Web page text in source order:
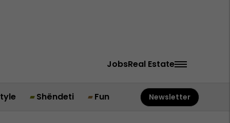
JobsReal Estate
Shëndeti Fun Newsletter